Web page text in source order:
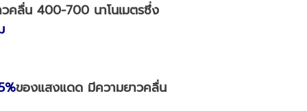
คลื่น 400-700 นาโนเมตรซึ่ง
ของแสงแดด มีความยาวคลื่น